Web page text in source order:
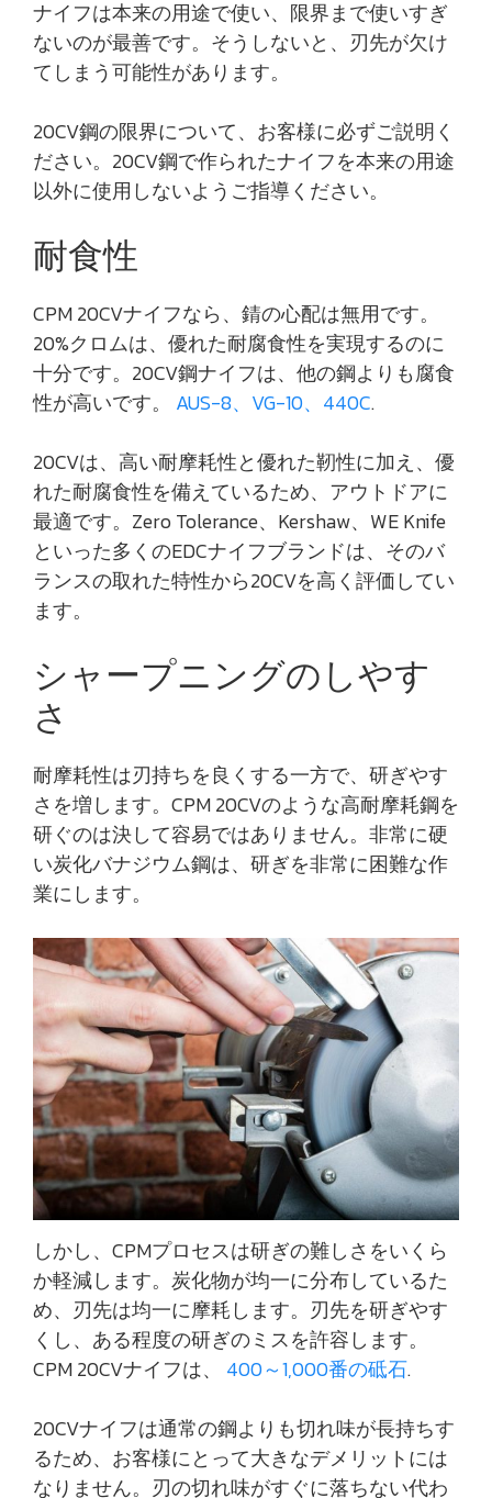
ナイフは本来の用途で使い、限界まで使いすぎ
ないのが最善です。そうしないと、刃先が欠け
てしまう可能性があります。
20CV鋼の限界について、お客様に必ずご説明く
ださい。20CV鋼で作られたナイフを本来の用途
以外に使用しないようご指導ください。
耐食性
CPM 20CVナイフなら、錆の心配は無用です。
20%クロムは、優れた耐腐食性を実現するのに
十分です。20CV鋼ナイフは、他の鋼よりも腐食
性が高いです。 AUS-8、VG-10、440C.
20CVは、高い耐摩耗性と優れた靭性に加え、優
れた耐腐食性を備えているため、アウトドアに
最適です。Zero Tolerance、Kershaw、WE Knife
といった多くのEDCナイフブランドは、そのバ
ランスの取れた特性から20CVを高く評価してい
ます。
シャープニングのしやす
さ
耐摩耗性は刃持ちを良くする一方で、研ぎやす
さを増します。CPM 20CVのような高耐摩耗鋼を
研ぐのは決して容易ではありません。非常に硬
い炭化バナジウム鋼は、研ぎを非常に困難な作
業にします。
しかし、CPMプロセスは研ぎの難しさをいくら
か軽減します。炭化物が均一に分布しているた
め、刃先は均一に摩耗します。刃先を研ぎやす
くし、ある程度の研ぎのミスを許容します。
CPM 20CVナイフは、 400～1,000番の砥石.
20CVナイフは通常の鋼よりも切れ味が長持ちす
るため、お客様にとって大きなデメリットには
なりません。刃の切れ味がすぐに落ちない代わ